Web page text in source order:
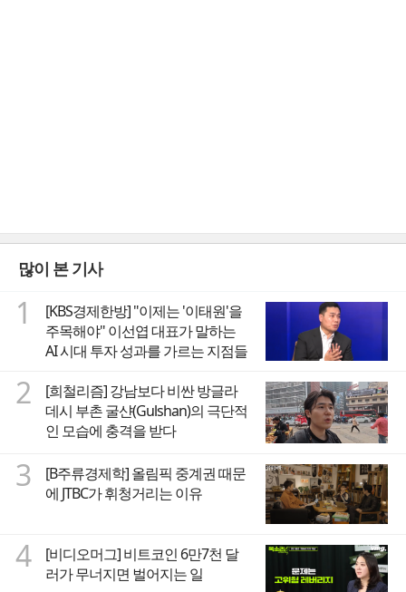
많이 본 기사
1
[KBS경제한방] "이제는 '이태원'을
주목해야" 이선엽 대표가 말하는
AI 시대 투자 성과를 가르는 지점들
2
[희철리즘] 강남보다 비싼 방글라
데시 부촌 굴샨(Gulshan)의 극단적
인 모습에 충격을 받다
3
[B주류경제학] 올림픽 중계권 때문
에 JTBC가 휘청거리는 이유
4
[비디오머그] 비트코인 6만7천 달
러가 무너지면 벌어지는 일